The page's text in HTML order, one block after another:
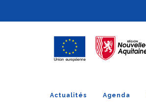
Actualités Agenda